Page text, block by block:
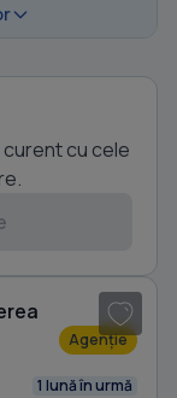
cu cele
Agenție
1 lună în urmă